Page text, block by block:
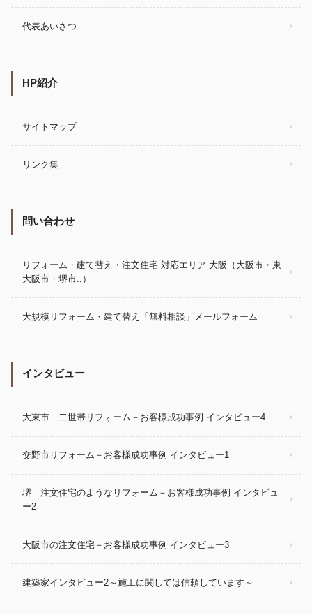
代表あいさつ
HP紹介
サイトマップ
リンク集
問い合わせ
リフォーム・建て替え・注文住宅 対応エリア 大阪（大阪市・東
大阪市・堺市..）
大規模リフォーム・建て替え「無料相談」メールフォーム
インタビュー
大東市 二世帯リフォーム－お客様成功事例 インタビュー4
交野市リフォーム－お客様成功事例 インタビュー1
堺 注文住宅のようなリフォーム－お客様成功事例 インタビュ
ー2
大阪市の注文住宅－お客様成功事例 インタビュー3
建築家インタビュー2～施工に関しては信頼しています～